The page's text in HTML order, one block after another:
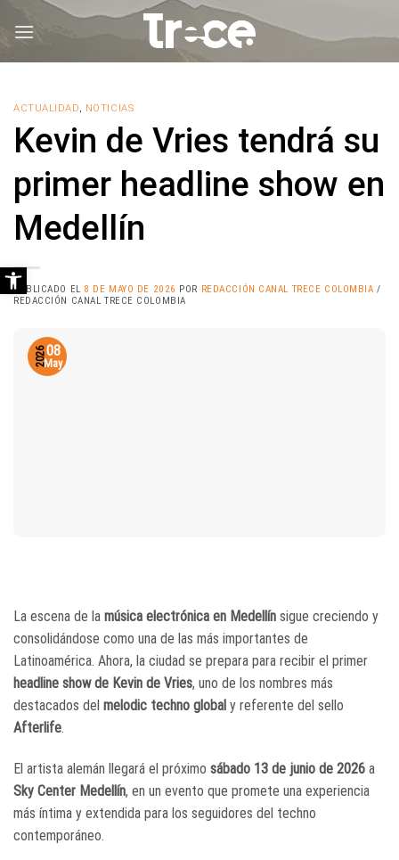
ACTUALIDAD, NOTICIAS
Kevin de Vries tendrá su
primer headline show en
Medellín
PUBLICADO EL 8 DE MAYO DE 2026 POR REDACCIÓN CANAL TRECE COLOMBIA /
REDACCIÓN CANAL TRECE COLOMBIA
08
May
2026
La escena de la música electrónica en Medellín sigue creciendo y
consolidándose como una de las más importantes de
Latinoamérica. Ahora, la ciudad se prepara para recibir el primer
headline show de Kevin de Vries, uno de los nombres más
destacados del melodic techno global y referente del sello
Afterlife.
El artista alemán llegará el próximo sábado 13 de junio de 2026 a
Sky Center Medellín, en un evento que promete una experiencia
más íntima y extendida para los seguidores del techno
contemporáneo.
Abrir barra de herramientas